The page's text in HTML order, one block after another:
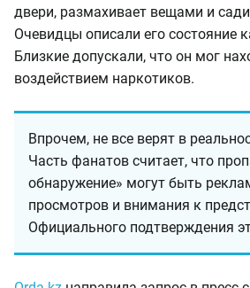
двери, размахивает вещами и
Очевидцы описали его состояние
Близкие допускали, что он мог
воздействием наркотиков.
Впрочем, не все верят в
Часть фанатов считает, что
обнаружение» могут быть
просмотров и внимания к
Официального подтверждения